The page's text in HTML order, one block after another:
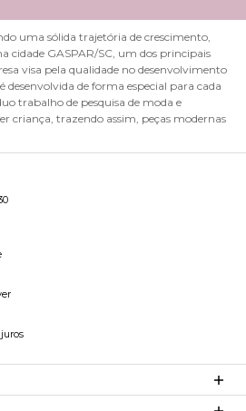
uma sólida trajetória de crescimento,
cidade GASPAR/SC, um dos principais
visa pela qualidade no desenvolvimento
desenvolvida de forma especial para cada
trabalho de pesquisa de moda e
criança, trazendo assim, peças modernas